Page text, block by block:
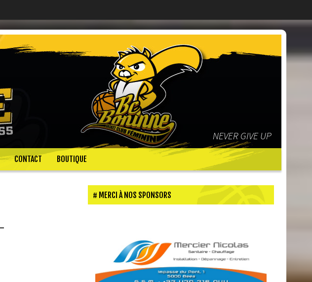
NEVER GIVE UP
CONTACT BOUTIQUE
MERCI À NOS SPONSORS